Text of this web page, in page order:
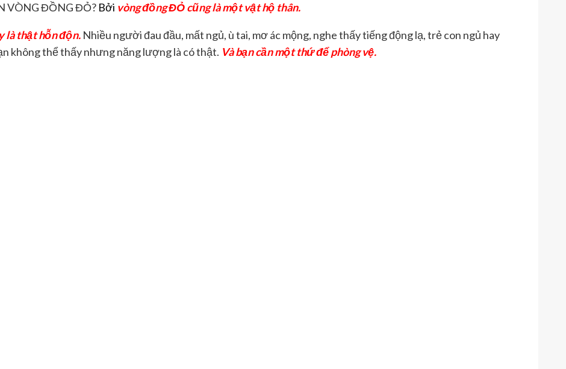
VÒNG ĐỒNG ĐỎ? Bởi vòng đồng ĐỎ cũng là một vật hộ thân.
là thật hỗn độn. Nhiều người đau đầu, mất ngủ, ù tai, mơ ác mộng, nghe thấy tiếng động lạ, trẻ con ngủ hay
không thể thấy nhưng năng lượng là có thật. Và bạn cần một thứ để phòng vệ.